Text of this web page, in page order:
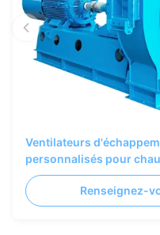
Ventilateurs
personnalisés pour
d'incinération de
Renseignez-